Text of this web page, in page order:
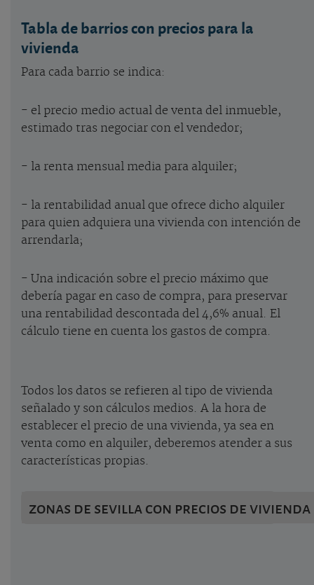
Tabla de barrios con precios para la
vivienda
Para cada barrio se indica:
- el precio medio actual de venta del inmueble,
estimado tras negociar con el vendedor;
- la renta mensual media para alquiler;
- la rentabilidad anual que ofrece dicho alquiler
para quien adquiera una vivienda con intención de
arrendarla;
- Una indicación sobre el precio máximo que
debería pagar en caso de compra, para preservar
una rentabilidad descontada del 4,6% anual. El
cálculo tiene en cuenta los gastos de compra.
Todos los datos se refieren al tipo de vivienda
señalado y son cálculos medios. A la hora de
establecer el precio de una vivienda, ya sea en
venta como en alquiler, deberemos atender a sus
características propias.
zonas de sevilla con precios de vivienda